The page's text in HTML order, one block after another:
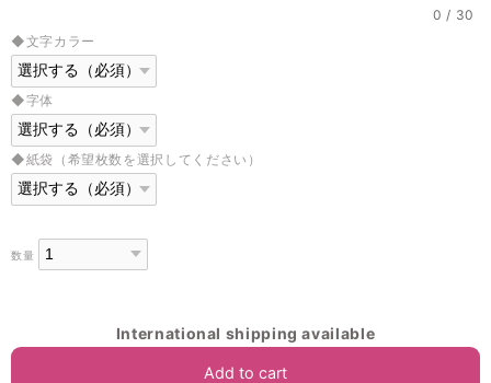
0 / 30
◆文字カラー
◆字体
◆紙袋（希望枚数を選択してください）
数量
International shipping available
Add to cart